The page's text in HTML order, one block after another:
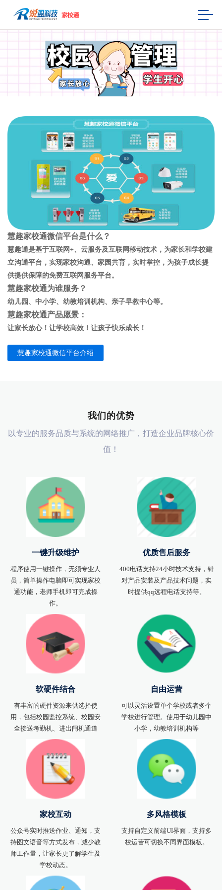
慧趣家校通微信平台是什么？
慧趣通是基于互联网+、云服务及互联网移动技术，为家长和学校建
立沟通平台，实现家校沟通、家园共育，实时掌控，为孩子成长提
供提供保障的免费互联网服务平台。
慧趣家校通为谁服务？
幼儿园、中小学、幼教培训机构、亲子早教中心等。
慧趣家校通产品愿景：
让家长放心！让学校高效！让孩子快乐成长！
慧趣家校通微信平台介绍
我们的优势
以专业的服务品质与系统的网络推广，打造企业品牌核心价
值！
一键升级维护
程序使用一键操作，无须专业人
员，简单操作电脑即可实现家校
通功能，老师手机即可完成操
作。
优质售后服务
400电话支持24小时技术支持，针
对产品安装及产品技术问题，实
时提供qq远程电话支持等。
软硬件结合
有丰富的硬件资源来供选择使
用，包括校园监控系统、校园安
全接送考勤机、进出闸机通道
自由运营
可以灵活设置单个学校或者多个
学校进行管理。使用于幼儿园中
小学，幼教培训机构等
家校互动
公众号实时推送作业、通知，支
持图文语音等方式发布，减少教
师工作量，让家长更了解学生及
学校动态。
多风格模板
支持自定义前端UI界面，支持多
校运营可切换不同界面模板。